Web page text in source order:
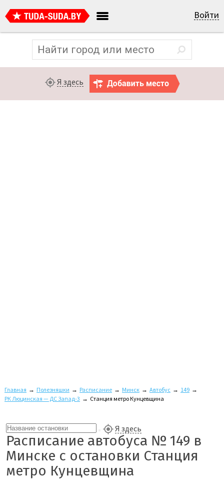
Войти
Я здесь
Главная → Полезняшки → Расписание → Минск → Автобус → 149 →
РК Люцинская — ДС Запад-3 → Станция метро Кунцевщина
Я здесь
Расписание автобуса № 149 в
Минске с остановки Станция
метро Кунцевщина